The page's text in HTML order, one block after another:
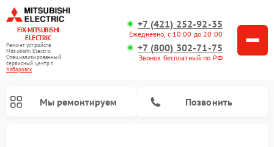
FIX-MITSUBISHI
ELECTRIC
Ремонт устройств
Mitsubishi Electric
Специализированный
cервисный центр г.
Хабаровск
+7 (421) 252-92-35
Ежедневно, с 10:00 до 20:00
+7 (800) 302-71-75
Звонок бесплатный по РФ
Мы ремонтируем Позвонить